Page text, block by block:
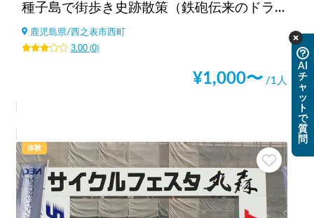
種子島で街歩き史跡散策（鉄砲伝来のドラマを巡る）
鹿児島県/西之表市西町
3.00(0)
¥1,000〜 /1人
体験
AI
チ
ャ
ッ
ト
で
質
問